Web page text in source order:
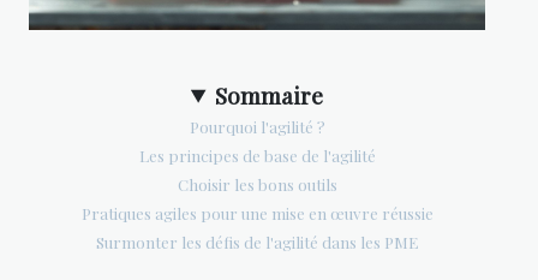
Sommaire
Pourquoi l'agilité ?
Les principes de base de l'agilité
Choisir les bons outils
Pratiques agiles pour une mise en œuvre réussie
Surmonter les défis de l'agilité dans les PME